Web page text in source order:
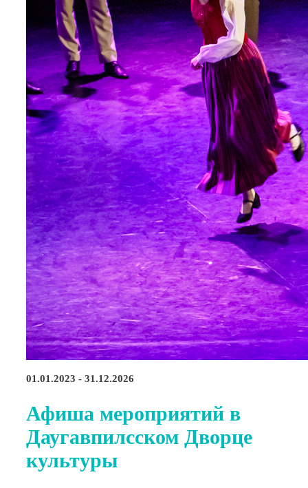
01.01.2023 - 31.12.2026
Афиша мероприятий в
Даугавпилсском Дворце
культуры